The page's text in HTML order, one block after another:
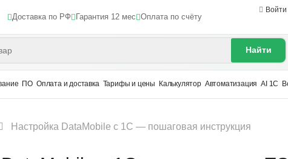
Доставка по РФ Гарантия 12 мес Оплата по счёту
Войти
Найти
ПО Оплата и доставка Тарифы и цены Калькулятор Автоматизация AI 1С
Настройка DataMobile с 1С — пошаговая инструкция